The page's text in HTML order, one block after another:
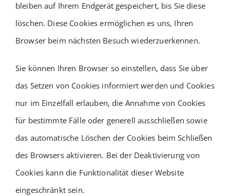
bleiben auf Ihrem Endgerät gespeichert, bis Sie diese
löschen. Diese Cookies ermöglichen es uns, Ihren
Browser beim nächsten Besuch wiederzuerkennen.
Sie können Ihren Browser so einstellen, dass Sie über
das Setzen von Cookies informiert werden und Cookies
nur im Einzelfall erlauben, die Annahme von Cookies
für bestimmte Fälle oder generell ausschließen sowie
das automatische Löschen der Cookies beim Schließen
des Browsers aktivieren. Bei der Deaktivierung von
Cookies kann die Funktionalität dieser Website
eingeschränkt sein.